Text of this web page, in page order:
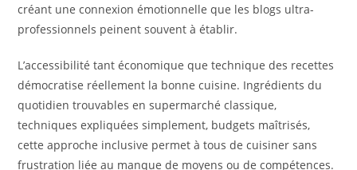
créant une connexion émotionnelle que les blogs ultra-
professionnels peinent souvent à établir.
L’accessibilité tant économique que technique des recettes
démocratise réellement la bonne cuisine. Ingrédients du
quotidien trouvables en supermarché classique,
techniques expliquées simplement, budgets maîtrisés,
cette approche inclusive permet à tous de cuisiner sans
frustration liée au manque de moyens ou de compétences.